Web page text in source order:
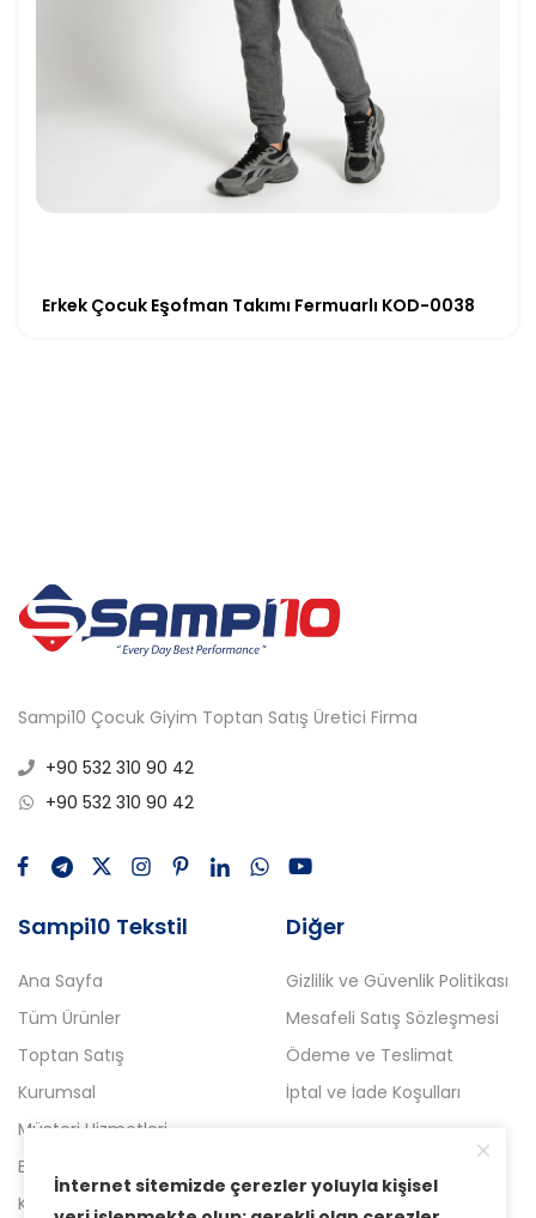
Erkek Çocuk Eşofman Takımı Fermuarlı KOD-0038
Sampi10 Çocuk Giyim Toptan Satış Üretici Firma
+90 532 310 90 42
+90 532 310 90 42
Sampi10 Tekstil
Ana Sayfa
Tüm Ürünler
Toptan Satış
Kurumsal
Müşteri Hizmetleri
Blog
Kampanyalı Ürünler
Diğer
Gizlilik ve Güvenlik Politikası
Mesafeli Satış Sözleşmesi
Ödeme ve Teslimat
İptal ve İade Koşulları
İnternet sitemizde çerezler yoluyla kişisel